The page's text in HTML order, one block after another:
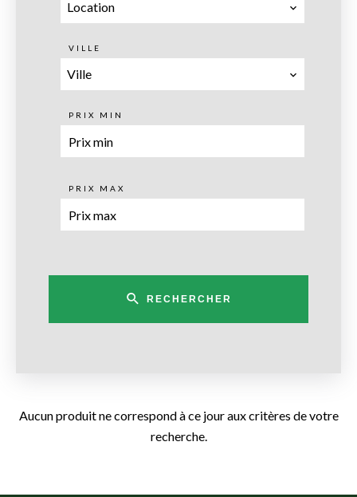
Aucun produit ne correspond à ce jour aux critères de votre
recherche.
Location
VILLE
Ville
PRIX MIN
PRIX MAX
RECHERCHER